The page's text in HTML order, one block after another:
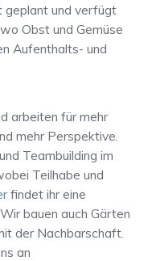
geplant und verfügt
Obst und Gemüse
Aufenthalts- und
arbeiten für mehr
mehr Perspektive.
Teambuilding im
Teilhabe und
findet ihr eine
bauen auch Gärten
der Nachbarschaft.
an